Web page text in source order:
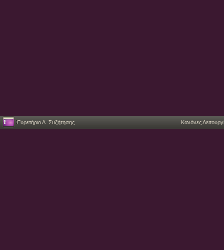
Ευρετήριο Δ. Συζήτησης Κανόνες